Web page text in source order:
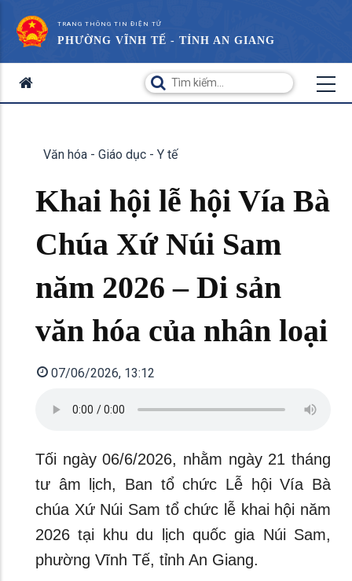
TRANG THÔNG TIN ĐIỆN TỬ
PHƯỜNG VĨNH TẾ - TỈNH AN GIANG
Văn hóa - Giáo dục - Y tế
Khai hội lễ hội Vía Bà
Chúa Xứ Núi Sam
năm 2026 – Di sản
văn hóa của nhân loại
07/06/2026, 13:12
Tối ngày 06/6/2026, nhằm ngày 21 tháng
tư âm lịch, Ban tổ chức Lễ hội Vía Bà
chúa Xứ Núi Sam tổ chức lễ khai hội năm
2026 tại khu du lịch quốc gia Núi Sam,
phường Vĩnh Tế, tỉnh An Giang.